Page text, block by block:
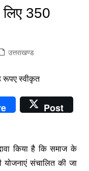
350
उत्तराखण्ड
Post
किया है कि समाज के
योजनाएं संचालित की जा